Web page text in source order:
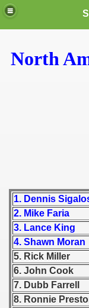
North
1. Dennis
2. Mike Faria
3. Lance King
4. Shawn Moran
5. Rick Miller
6. John Cook
7. Dubb Farrell
8. Ronnie
these
Świata